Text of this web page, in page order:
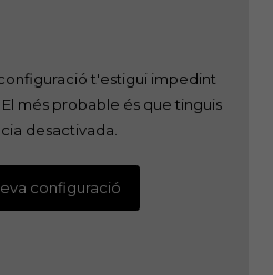
t'estigui impedint
més probable és que tinguis
desactivada.
configuració